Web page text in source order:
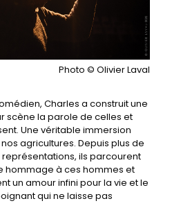
Photo © Olivier Laval
Charles a construit une
scène la parole de celles et
Une véritable immersion
agricultures. Depuis plus de
représentations, ils parcourent
hommage à ces hommes et
un amour infini pour la vie et le
qui ne laisse pas